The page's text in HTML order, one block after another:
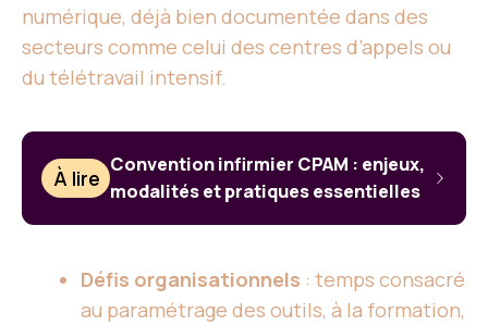
numérique, déjà bien documentée dans des
secteurs comme celui des centres d’appels ou
du télétravail intensif.
À lire
Convention infirmier CPAM : enjeux,
modalités et pratiques essentielles
Défis organisationnels : temps consacré
au paramétrage des outils, à la formation,